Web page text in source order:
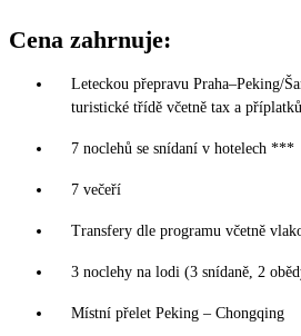
Cena zahrnuje:
Leteckou přepravu Praha–Peking/
turistické třídě včetně tax a příplatků
7 noclehů se snídaní v hotelech ***
7 večeří
Transfery dle programu včetně
3 noclehy na lodi (3 snídaně, 2
Místní přelet Peking – Chongqing